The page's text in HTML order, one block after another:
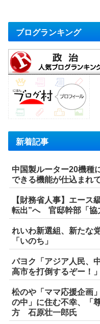
ブログランキング
新着記事
中国製ルーター20機
できる機能が仕込まれ
【財務省人事】エース
転出”へ 官邸幹部「協
れいわ新選組、新たな
「いのち」
パヨク「アジア人民、
高市を打倒するぞー！」
松のや「ママ応援企画
の中」に住む不幸、「
方 石原壮一郎氏